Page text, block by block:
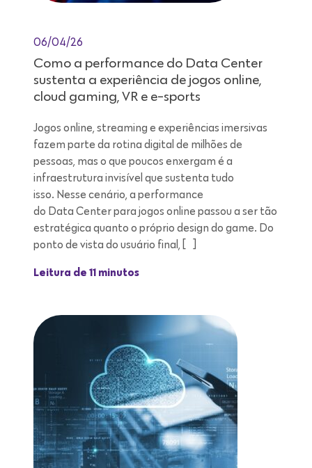
06/04/26
Como a performance do Data Center
sustenta a experiência de jogos online,
cloud gaming, VR e e-sports
Jogos online, streaming e experiências imersivas
fazem parte da rotina digital de milhões de
pessoas, mas o que poucos enxergam é a
infraestrutura invisível que sustenta tudo
isso. Nesse cenário, a performance
do Data Center para jogos online passou a ser tão
estratégica quanto o próprio design do game. Do
ponto de vista do usuário final, […]
Leitura de 11 minutos